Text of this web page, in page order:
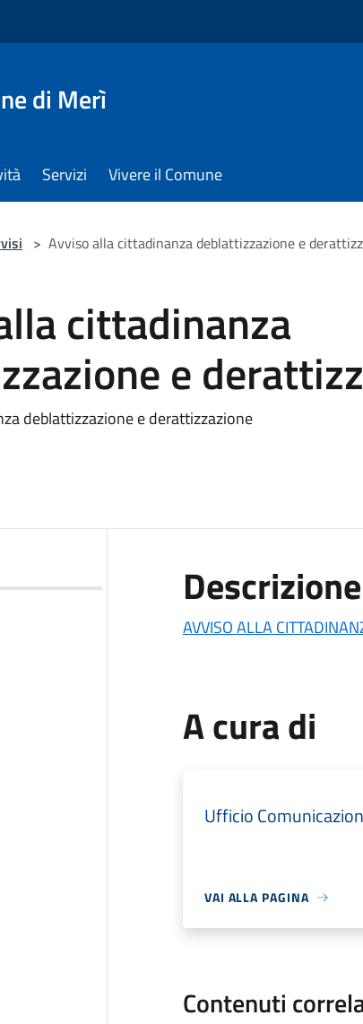
di Merì
Servizi Vivere il Comune
> Avviso alla cittadinanza deblattizzazione e
cittadinanza
e
deblattizzazione e derattizzazione
Descrizione
AVVISO ALLA
A cura di
Ufficio
VAI ALLA PAGINA
Contenuti